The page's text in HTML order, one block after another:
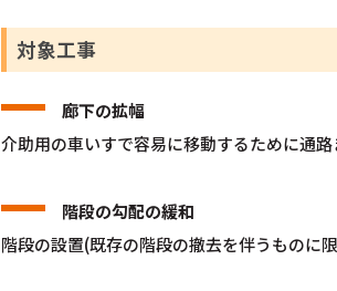
対象工事
廊下の拡幅
介助用の車いすで容易に移動するために通
階段の勾配の緩和
階段の設置(既存の階段の撤去を伴うものに